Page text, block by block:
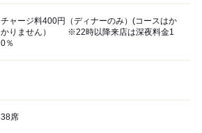
チャージ料400円（ディナーのみ）(コースはか
かりません） ※22時以降来店は深夜料金1
0％
38席